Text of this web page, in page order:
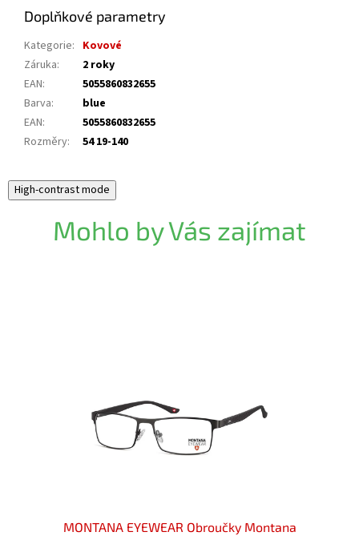
Doplňkové parametry
Kategorie: Kovové
Záruka:
2 roky
EAN:
5055860832655
Barva:
blue
EAN:
5055860832655
Rozměry: 54 19-140
High-contrast mode
Mohlo by Vás zajímat
MONTANA EYEWEAR Obroučky Montana